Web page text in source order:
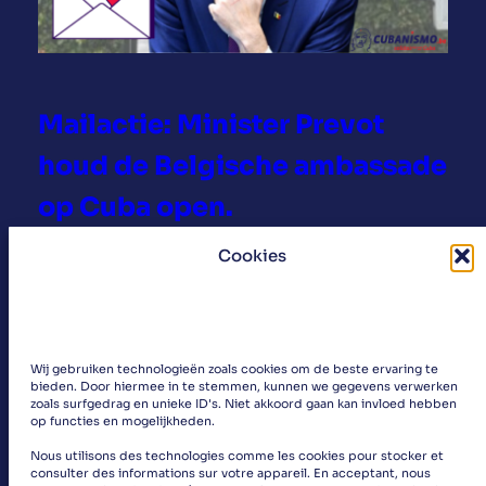
Cookies
Wij gebruiken technologieën zoals cookies om de beste ervaring te
bieden. Door hiermee in te stemmen, kunnen we gegevens verwerken
zoals surfgedrag en unieke ID's. Niet akkoord gaan kan invloed hebben
op functies en mogelijkheden.
Nous utilisons des technologies comme les cookies pour stocker et
consulter des informations sur votre appareil. En acceptant, nous
t
e
e
r
e
g
e
n
Mailactie: Minister Prevot
houd de Belgische ambassade
op Cuba open.
De coordinatie voor de opheffing van de
op Cuba openblijft. Vorige vrijdag 14 11 25
kondigde minister Prévot de sluiting van de…
Lees meer:
M